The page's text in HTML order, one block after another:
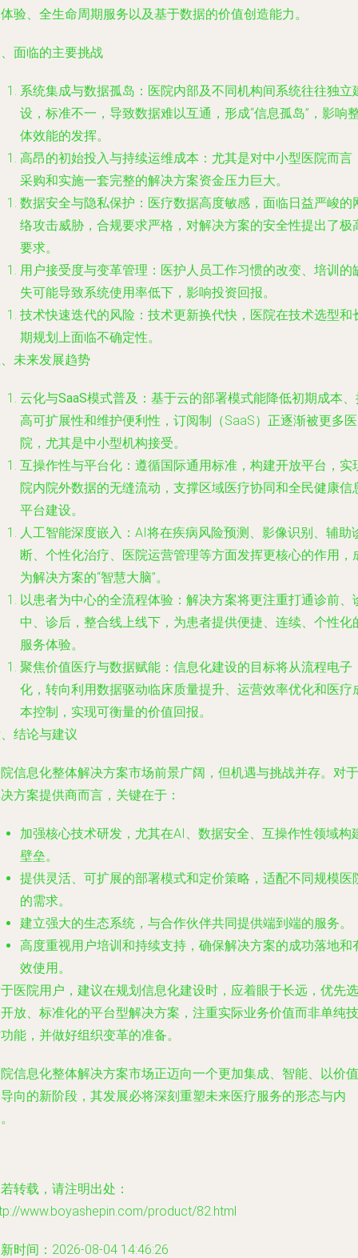
验、全生命周期服务以及基于数据的价值创造能力。
面临的主要挑战
系统集成与数据孤岛 ：医院内部及不同机构间系统往往独立
设，标准不一，导致数据难以互通，形成“信息孤岛”，影响
体效能的发挥。
高昂的初始投入与持续运维成本 ：尤其是对中小型医院而言
采购和实施一套完整的解决方案资金压力巨大。
数据安全与隐私保护 ：医疗数据高度敏感，面临日益严峻的
络攻击威胁，合规要求严格，对解决方案的安全性提出了极
要求。
用户接受度与变革管理 ：医护人员工作习惯的改变、培训的
失可能导致系统使用率低下，影响投资回报。
技术快速迭代的风险 ：技术更新换代快，医院在技术选型和
期规划上面临不确定性。
未来发展趋势
云化与SaaS模式普及 ：基于云的部署模式能降低初期成本
高可扩展性和维护便利性，订阅制（SaaS）正逐渐被更多医
院，尤其是中小型机构接受。
互操作性与平台化 ：遵循国际通用标准，构建开放平台，实
院内院外数据的无缝流动，支撑区域医疗协同和全民健康信
平台建设。
人工智能深度嵌入 ：AI将在疾病风险预测、影像识别、辅助
断、个性化治疗、医院运营管理等方面发挥更核心的作用，
为解决方案的“智慧大脑”。
以患者为中心的全流程体验 ：解决方案将更注重打通诊前、
中、诊后，整合线上线下，为患者提供便捷、连续、个性化
服务体验。
聚焦价值医疗与数据赋能 ：信息化建设的目标将从流程电子
化，转向利用数据驱动临床质量提升、运营效率优化和医疗
本控制，实现可衡量的价值回报。
结论与建议
信息化整体解决方案市场前景广阔，但机遇与挑战并存。对于
方案提供商而言，关键在于：
加强核心技术研发，尤其在AI、数据安全、互操作性领域构
壁垒。
提供灵活、可扩展的部署模式和定价策略，适配不同规模医
的需求。
建立强大的生态系统，与合作伙伴共同提供端到端的服务。
高度重视用户培训和持续支持，确保解决方案的成功落地和
效使用。
医院用户，建议在规划信息化建设时，应着眼于长远，优先选
放、标准化的平台型解决方案，注重实际业务价值而非单纯技
能，并做好组织变革的准备。
信息化整体解决方案市场正迈向一个更加集成、智能、以价值
向的新阶段，其发展必将深刻重塑未来医疗服务的形态与内
转载，请注明出处：
www.boyashepin.com/product/82.html
时间：2026-08-04 14:46:26